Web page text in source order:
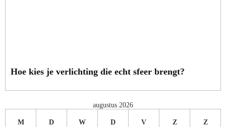
Hoe kies je verlichting die echt sfeer brengt?
augustus 2026
M D W D V Z Z